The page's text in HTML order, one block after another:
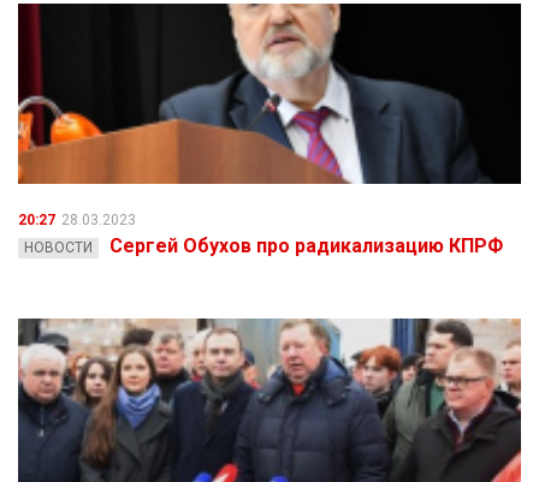
20:27 28.03.2023
НОВОСТИ
Сергей Обухов про радикализацию КПРФ